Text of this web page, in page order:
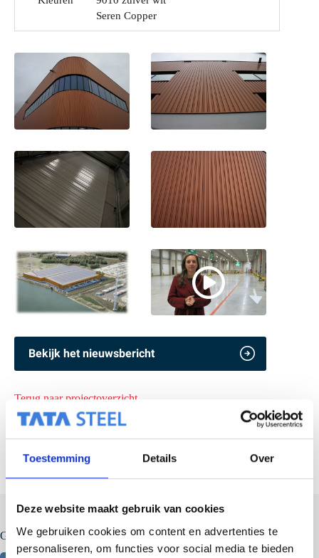
Toestemming Details Over
Deze website maakt gebruik van cookies
We gebruiken cookies om content en advertenties te
personaliseren, om functies voor social media te bieden
Seren Copper
Bekijk het nieuwsbericht
Terug naar projectoverzicht
Gerelateerde berichten